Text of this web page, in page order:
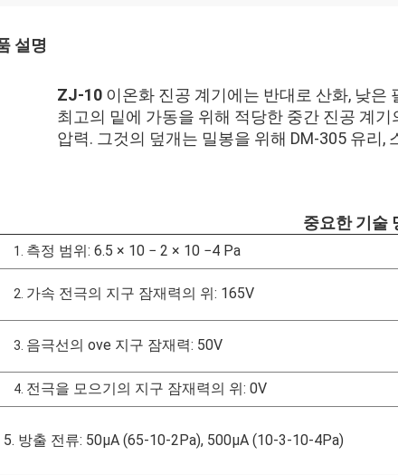
설명
ZJ-10 이온화 진공 계기에는 반대로 산화, 낮은
최고의 밑에 가동을 위해 적당한 중간 진공 계
압력. 그것의 덮개는 밀봉을 위해 DM-305 유리
중요한 기술
1. 측정 범위: 6.5 × 10 − 2 × 10 −4 Pa
2. 가속 전극의 지구 잠재력의 위: 165V
3. 음극선의 ove 지구 잠재력: 50V
4. 전극을 모으기의 지구 잠재력의 위: 0V
5. 방출 전류: 50μA (65-10-2Pa), 500μA (10-3-10-4Pa)